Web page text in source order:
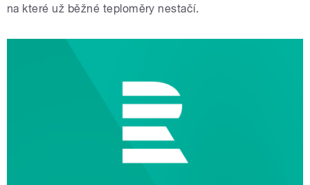
na které už běžné teploměry nestačí.